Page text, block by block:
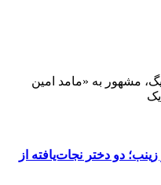
۴محمد امین بیگ، مشهور به «مامد امین
خراج بیگم و زینب؛ دو دختر نجات‌یافته از